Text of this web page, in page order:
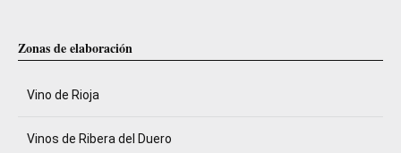
Zonas de elaboración
Vino de Rioja
Vinos de Ribera del Duero